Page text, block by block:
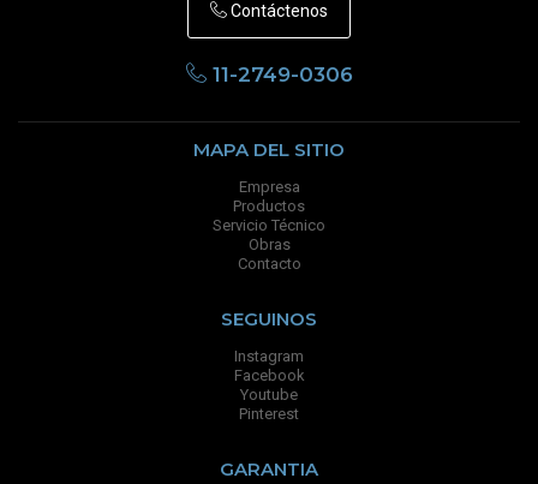
Contáctenos
11-2749-0306
MAPA DEL SITIO
Empresa
Productos
Servicio Técnico
Obras
Contacto
SEGUINOS
Instagram
Facebook
Youtube
Pinterest
GARANTIA